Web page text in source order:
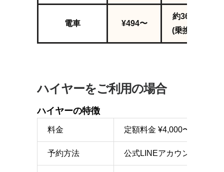
電車 ¥494〜
約36分〜
(乗換1回)
ハイヤーをご利用の場合
ハイヤーの特徴
料金 定額料金 ¥4,000〜（別途
予約方法 公式LINEアカウント、ま